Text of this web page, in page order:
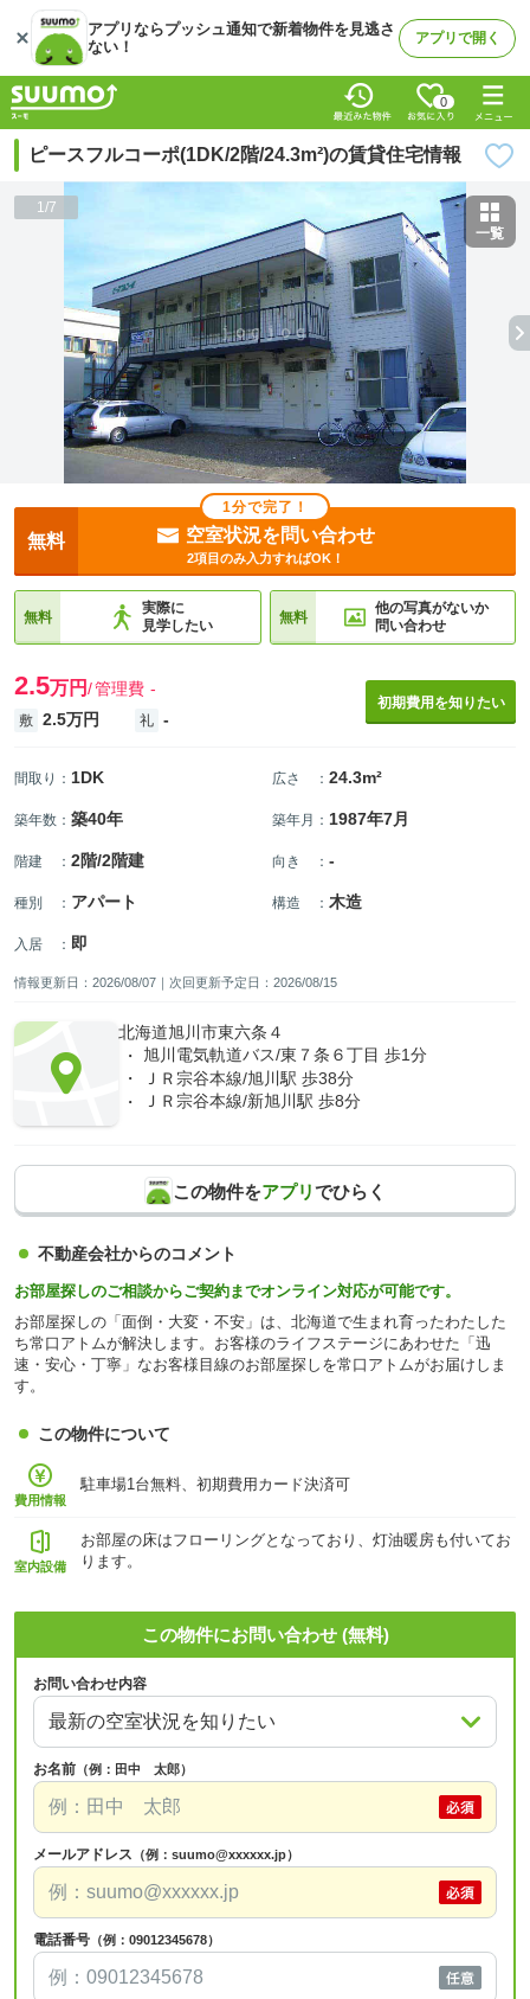
アプリならプッシュ通知で新着物件を見逃さ
ない！
アプリで開く
0
ピースフルコーポ(1DK/2階/24.3m²)の賃貸住宅情報
1/7
一覧
1分で完了！
無料 空室状況を問い合わせ
2項目のみ入力すればOK！
無料
実際に
見学したい
無料
他の写真がないか
問い合わせ
2.5万円 管理費 -
敷 2.5万円 礼 -
初期費用を知りたい
間取り ： 1DK 広さ ： 24.3m²
築年数 ： 築40年 築年月 ： 1987年7月
階建 ： 2階/2階建 向き ： -
種別 ： アパート 構造 ： 木造
入居 ： 即
情報更新日：2026/08/07｜次回更新予定日：2026/08/15
北海道旭川市東六条４
旭川電気軌道バス/東７条６丁目 歩1分
ＪＲ宗谷本線/旭川駅 歩38分
ＪＲ宗谷本線/新旭川駅 歩8分
この物件をアプリでひらく
不動産会社からのコメント
お部屋探しのご相談からご契約までオンライン対応が可能です。
お部屋探しの「面倒・大変・不安」は、北海道で生まれ育ったわたした
ち常口アトムが解決します。お客様のライフステージにあわせた「迅
速・安心・丁寧」なお客様目線のお部屋探しを常口アトムがお届けしま
す。
この物件について
費用情報
駐車場1台無料、初期費用カード決済可
室内設備
お部屋の床はフローリングとなっており、灯油暖房も付いてお
ります。
この物件にお問い合わせ (無料)
お問い合わせ内容
お名前 （例：田中 太郎）
メールアドレス （例：suumo@xxxxxx.jp）
電話番号 （例：09012345678）